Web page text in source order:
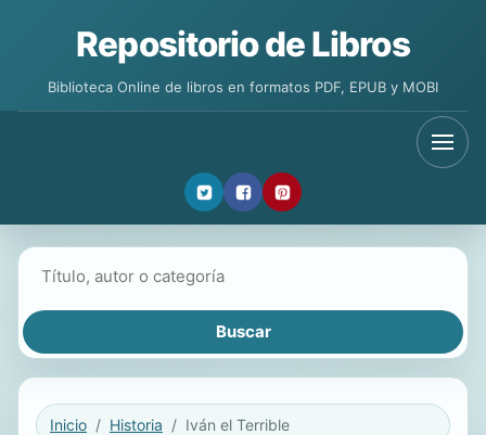
Repositorio de Libros
Biblioteca Online de libros en formatos PDF, EPUB y MOBI
Inicio Historia Iván el Terrible